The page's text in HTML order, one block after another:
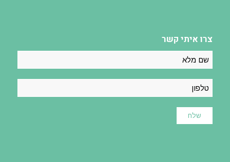
צרו איתי קשר